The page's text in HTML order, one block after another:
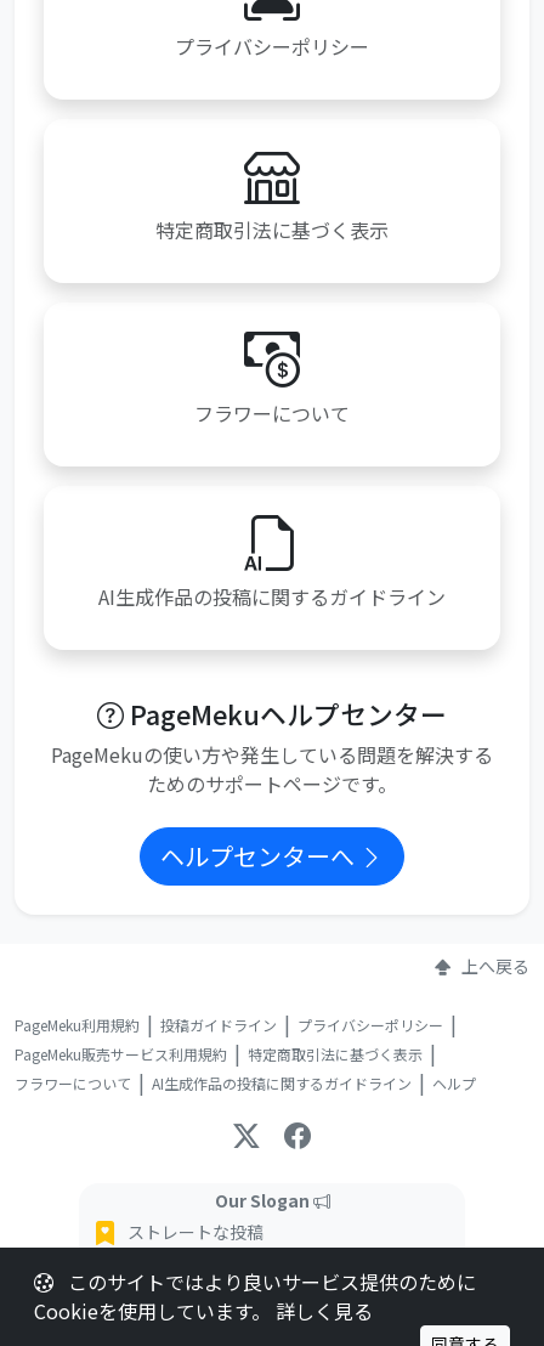
このサイトではより良いサービス提供のために
Cookieを使用しています。 詳しく見る
プライバシーポリシー
特定商取引法に基づく表示
フラワーについて
AI生成作品の投稿に関するガイドライン
PageMekuヘルプセンター
PageMekuの使い方や発生している問題を解決する
ためのサポートページです。
ヘルプセンターへ
上へ戻る
PageMeku利用規約 投稿ガイドライン
プライバシーポリシー
PageMeku販売サービス利用規約
特定商取引法に基づく表示
フラワーについて
AI生成作品の投稿に関するガイドライン ヘルプ
Our Slogan
ストレートな投稿
インタラクティブな読書体験
柔軟な購入オプション